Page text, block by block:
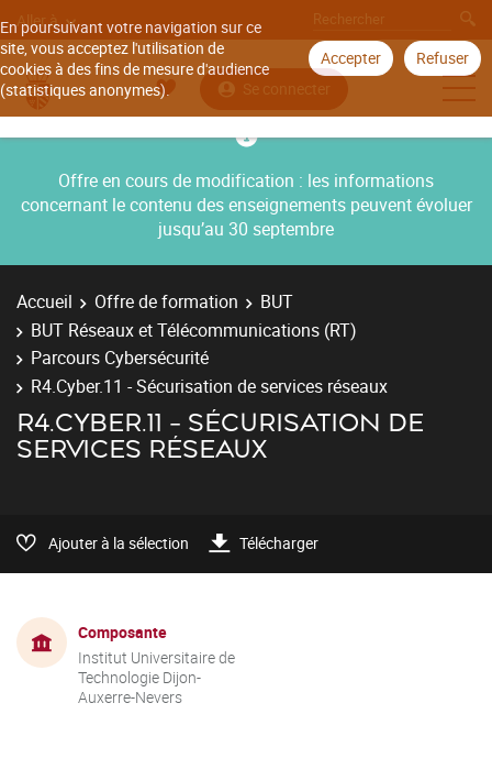
En poursuivant votre navigation sur ce
site, vous acceptez l'utilisation de
cookies à des fins de mesure d'audience
(statistiques anonymes).
Accepter Refuser
Aller à
Se connecter
Offre en cours de modification : les informations
concernant le contenu des enseignements peuvent évoluer
jusqu’au 30 septembre
Accueil Offre de formation
BUT
BUT Réseaux et Télécommunications (RT)
Parcours Cybersécurité
R4.Cyber.11 - Sécurisation de services réseaux
R4.CYBER.11 - SÉCURISATION DE
SERVICES RÉSEAUX
Ajouter à la sélection Télécharger
Composante
Institut Universitaire de
Technologie Dijon-
Auxerre-Nevers